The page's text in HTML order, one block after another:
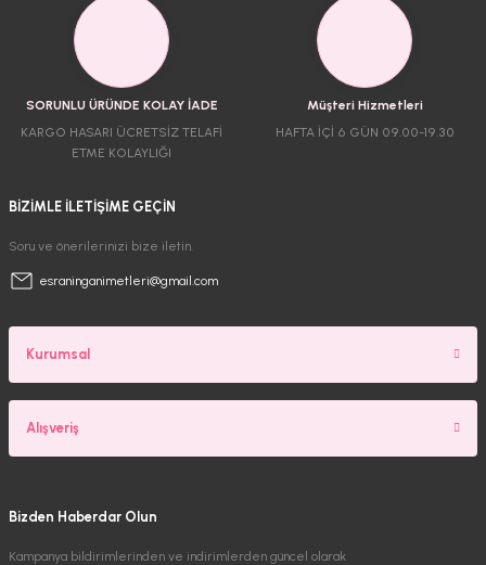
SORUNLU ÜRÜNDE KOLAY İADE
KARGO HASARI ÜCRETSİZ TELAFİ
ETME KOLAYLIĞI
Müşteri Hizmetleri
HAFTA İÇİ 6 GÜN 09.00-19.30
BİZİMLE İLETİŞİME GEÇİN
Soru ve önerilerinizi bize iletin.
esraninganimetleri@gmail.com
Kurumsal
Alışveriş
Bizden Haberdar Olun
Kampanya bildirimlerinden ve indirimlerden güncel olarak